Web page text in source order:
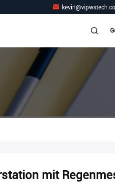
mit